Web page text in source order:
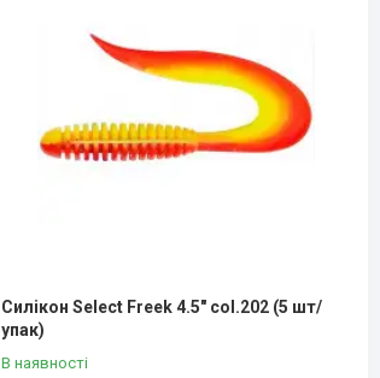
Силікон Select Freek 4.5" col.202 (5 шт/
упак)
В наявності